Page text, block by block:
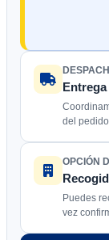
del
OPCIÓN
Puedes
vez